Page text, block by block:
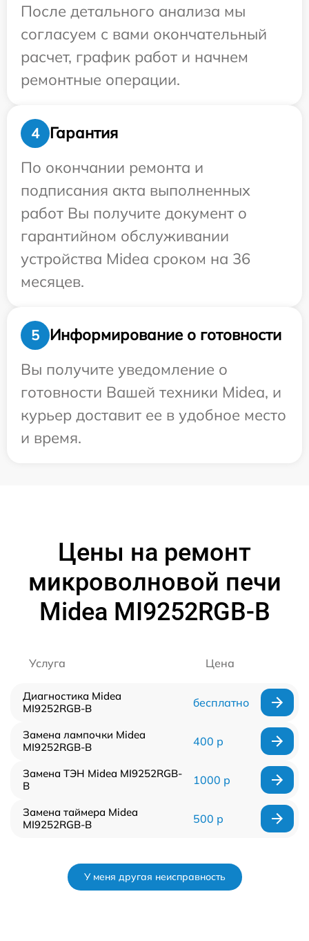
После детального анализа мы
согласуем с вами окончательный
расчет, график работ и начнем
ремонтные операции.
4
Гарантия
По окончании ремонта и
подписания акта выполненных
работ Вы получите документ о
гарантийном обслуживании
устройства Midea сроком на 36
месяцев.
5
Информирование о готовности
Вы получите уведомление о
готовности Вашей техники Midea, и
курьер доставит ее в удобное место
и время.
Цены на ремонт
микроволновой печи
Midea MI9252RGB-B
Услуга Цена
Диагностика Midea
MI9252RGB-B
бесплатно
Замена лампочки Midea
MI9252RGB-B
400 р
Замена ТЭН Midea MI9252RGB-
B
1000 р
Замена таймера Midea
MI9252RGB-B
500 р
У меня другая неисправность